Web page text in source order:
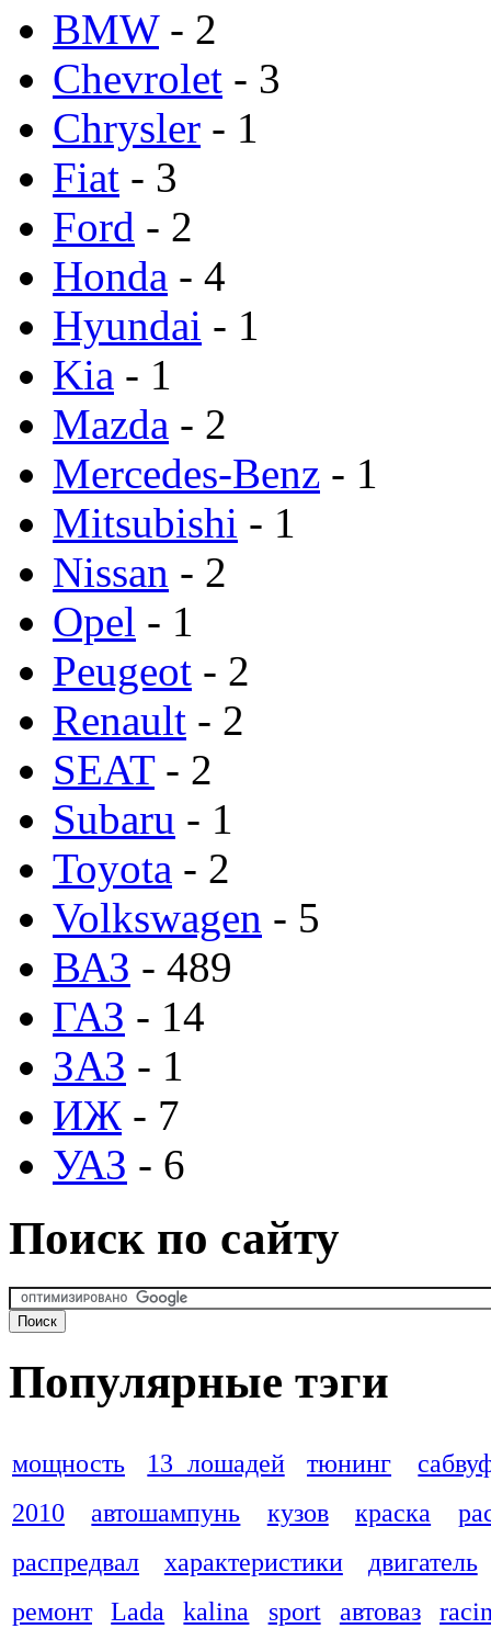
BMW- 2
Chevrolet - 3
Chrysler - 1
Fiat - 3
Ford - 2
Honda - 4
Hyundai - 1
Kia - 1
Mazda - 2
Mercedes-Benz - 1
Mitsubishi - 1
Nissan - 2
Opel - 1
Peugeot - 2
Renault - 2
SEAT- 2
Subaru - 1
Toyota - 2
Volkswagen - 5
ВАЗ - 489
ГАЗ - 14
ЗАЗ - 1
ИЖ - 7
УАЗ - 6
Поиск по сайту
Популярные тэги
мощность 13 лошадей тюнинг
2010
автошампунь кузов краска
распредвал
характеристики
двигатель
ремонт
Lada kalina sport автоваз